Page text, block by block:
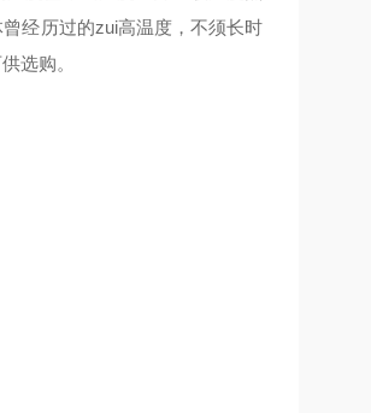
经历过的zui高温度，不须长时
选购。